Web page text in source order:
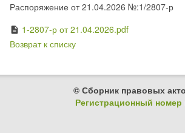
Распоряжение от 21.04.2026 №:1/2807-р
description 1-2807-р от 21.04.2026.pdf
Возврат к списку
© Сборник правовых
Регистрационный